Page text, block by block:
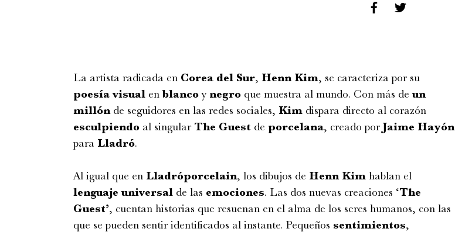
La artista radicada en Corea del Sur, Henn Kim, se caracteriza por su
poesía visual enblancoy negro que muestra al mundo. Con más deun
millónde seguidores en las redes sociales, Kim dispara directo al corazón
esculpiendo al singular The Guest de porcelana, creado por Jaime Hayón
para Lladró.
Al igual que en Lladróporcelain, los dibujos de Henn Kim hablan el
lenguaje universal de las emociones. Las dos nuevas creaciones ‘The
Guest’, cuentan historias que resuenan en el alma de los seres humanos, con las
que se pueden sentir identificados al instante. Pequeños sentimientos,